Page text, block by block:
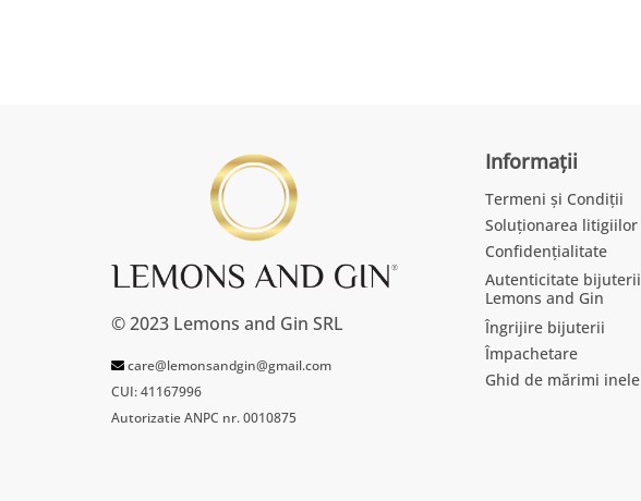
© 2023 Lemons and Gin SRL
care@lemonsandgin@gmail.com
CUI: 41167996
Autorizatie ANPC nr. 0010875
Informații
Termeni și Condiții
Soluționarea litigiilor
Confidențialitate
Autenticitate bijuterii
Lemons and Gin
Îngrijire bijuterii
Împachetare
Ghid de mărimi inele